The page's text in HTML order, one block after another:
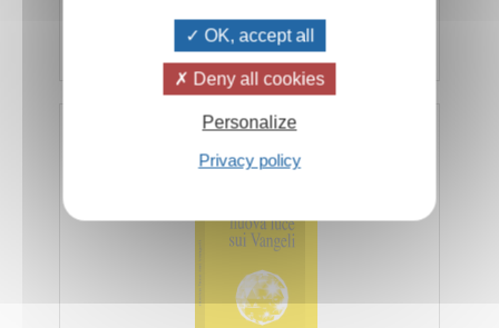
€ 12,00€ 11,40 Aggiungi al carrello
Nuova luce sui Vangeli
OK, accept all
Deny all cookies
Personalize
Privacy policy